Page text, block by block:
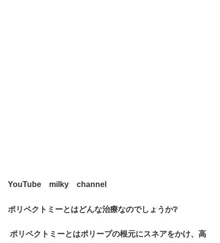
YouTube milky channel
ポリペクトミーとはどんな治療なのでしょうか❔
ポリペクトミーとはポリープの根元にスネアをかけ、高